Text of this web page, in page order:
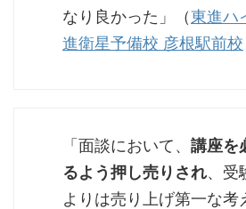
なり良かった」（東進ハ
進衛星予備校 彦根駅前校
「面談において、 講座を
るよう押し売りされ、受
よりは売り上げ第一な考